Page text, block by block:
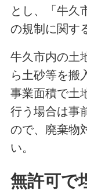
とし、「牛久
の規制に関す
牛久市内の土
ら土砂等を搬
事業面積で土
行う場合は事
ので、廃棄物
い。
無許可で